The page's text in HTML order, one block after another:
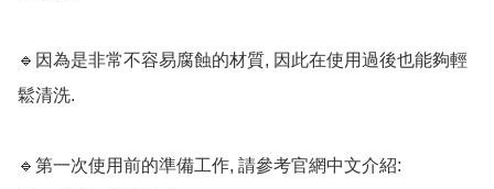
🔹因為是非常不容易腐蝕的材質, 因此在使用過後也能夠輕
鬆清洗.
🔹第一次使用前的準備工作, 請參考官網中文介紹: